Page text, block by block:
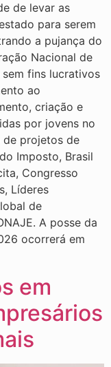
de levar as
para serem
a pujança do
Nacional de
fins lucrativos
ao
criação e
por jovens no
de projetos de
Imposto, Brasil
Congresso
Líderes
de
A posse da
ocorrerá em
em